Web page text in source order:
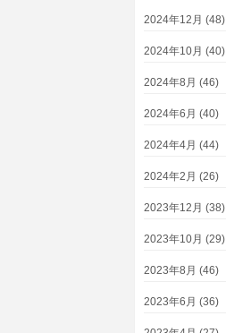
2024年12月 (48)
2024年10月 (40)
2024年8月 (46)
2024年6月 (40)
2024年4月 (44)
2024年2月 (26)
2023年12月 (38)
2023年10月 (29)
2023年8月 (46)
2023年6月 (36)